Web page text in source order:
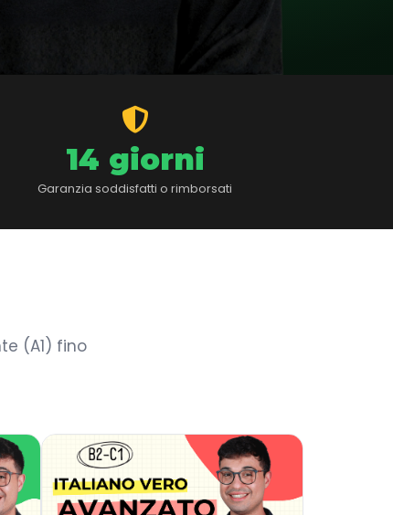
14 giorni
Garanzia soddisfatti o rimborsati
(A1) fino